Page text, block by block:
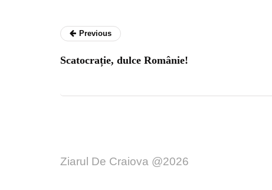
Previous
Scatocrație, dulce Românie!
Ziarul De Craiova @2026